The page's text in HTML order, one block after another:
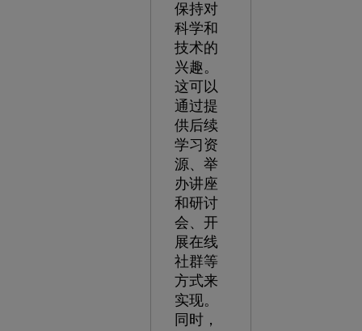
保持对
科学和
技术的
兴趣。
这可以
通过提
供后续
学习资
源、举
办讲座
和研讨
会、开
展在线
社群等
方式来
实现。
同时，